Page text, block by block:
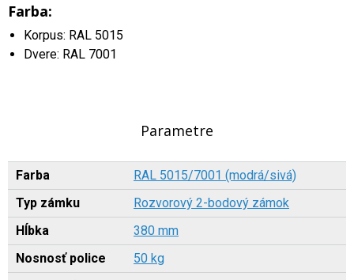
Farba:
Korpus: RAL 5015
Dvere: RAL 7001
Parametre
Farba
RAL 5015/7001 (modrá/sivá)
Typ zámku
Rozvorový 2-bodový zámok
Hĺbka
380 mm
Nosnosť police
50 kg